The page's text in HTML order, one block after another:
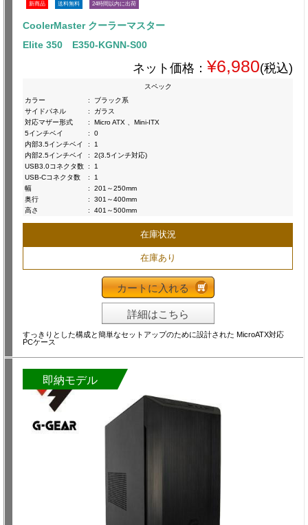
新商品 送料無料 24時間以内に出荷
CoolerMaster クーラーマスター
Elite 350 E350-KGNN-S00
ネット価格： ¥6,980(税込)
スペック
カラー
:
ブラック系
サイドパネル
:
ガラス
対応マザー形式
:
Micro ATX 、Mini-ITX
5インチベイ
:
0
内部3.5インチベイ
:
1
内部2.5インチベイ
:
2(3.5インチ対応)
USB3.0コネクタ数 :
1
USB-Cコネクタ数
:
1
幅
:
201～250mm
奥行
:
301～400mm
高さ
: 401～500mm
在庫状況
在庫あり
カートに入れる
詳細はこちら
すっきりとした構成と簡単なセットアップのために設計された MicroATX対応
PCケース
即納モデル